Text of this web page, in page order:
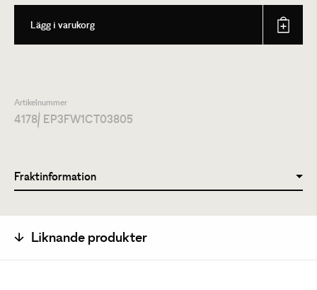
Lägg i varukorg
Artikelnummer
4178/ EP3FW1CT03805
Fraktinformation
Liknande produkter